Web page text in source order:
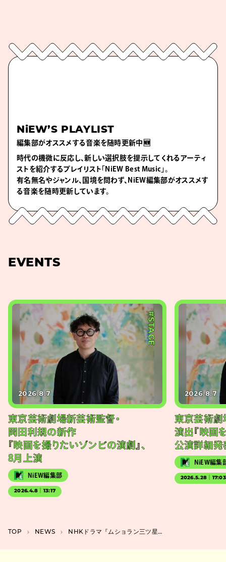
NiEW’S PLAYLIST
編集部がオススメする音楽を随時更新中🆕
時代の機微に反応し、新しい選択肢を提示してくれるアーティ
ストを紹介するプレイリスト「NiEW Best Music」。
有名無名やジャンル、国境を問わず、NiEW編集部がオススメす
る音楽を随時更新しています。
EVENTS
#STAGE
2026.8.7
東京芸術劇場新芸術監督・
岡田利規の新作
『映画を撮りたいゾンビの演劇』、
8月上演
NiEW編集部
2026.4.8｜13:17
2026.8.7
東京芸術劇
演出『映画
公演詳細発
NiEW編集
2026.5.28｜17:03
TOP NEWS NHKドラマ『ムショラン三ツ星』第2話に濱田マリがゲスト出演。小池栄子のコメントも公開